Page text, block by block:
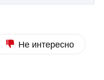
Не интересно